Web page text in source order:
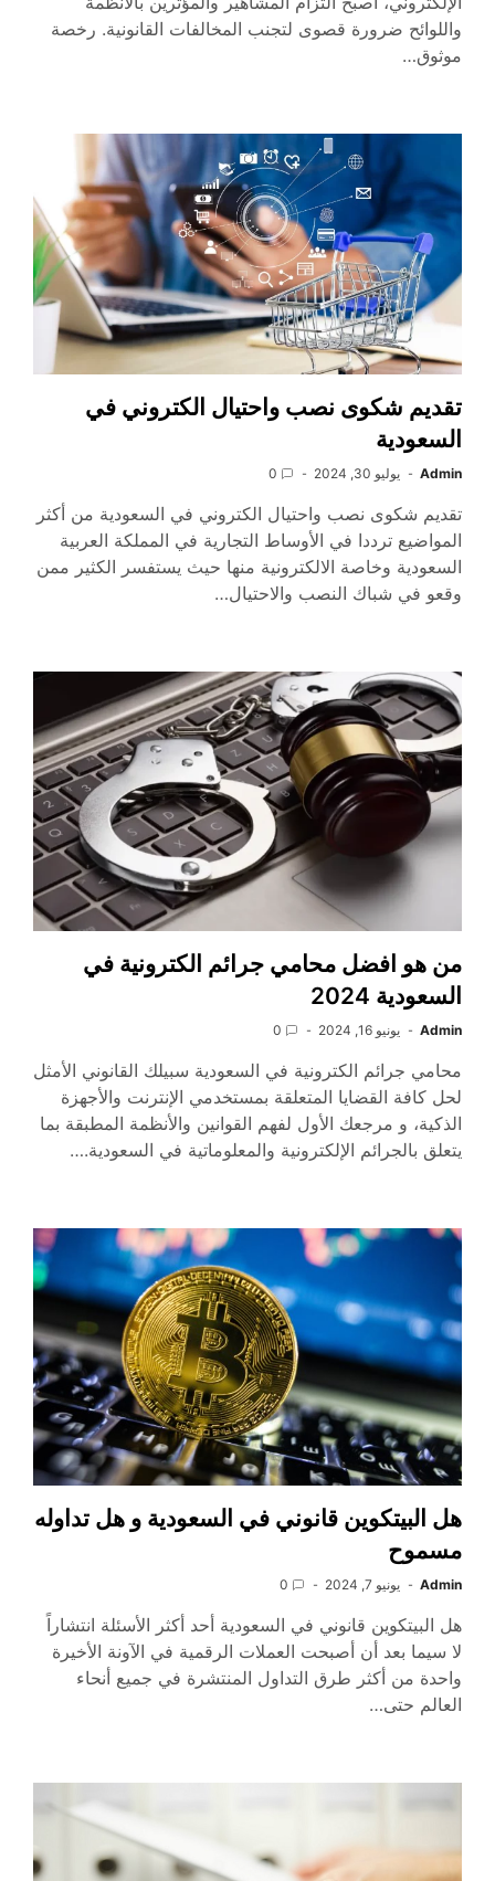
واللوائح ضرورة قصوى لتجنب المخالفات القانونية. رخصة
موثوق…
تقديم شكوى نصب واحتيال الكتروني في
السعودية
Admin يوليو 30, 2024 0
تقديم شكوى نصب واحتيال الكتروني في السعودية من أكثر
المواضيع ترددا في الأوساط التجارية في المملكة العربية
السعودية وخاصة الالكترونية منها حيث يستفسر الكثير ممن
وقعو في شباك النصب والاحتيال…
من هو افضل محامي جرائم الكترونية في
السعودية 2024
Admin يونيو 16, 2024 0
محامي جرائم الكترونية في السعودية سبيلك القانوني الأمثل
لحل كافة القضايا المتعلقة بمستخدمي الإنترنت والأجهزة
الذكية، و مرجعك الأول لفهم القوانين والأنظمة المطبقة بما
يتعلق بالجرائم الإلكترونية والمعلوماتية في السعودية.…
هل البيتكوين قانوني في السعودية و هل تداوله
مسموح
Admin يونيو 7, 2024 0
هل البيتكوين قانوني في السعودية أحد أكثر الأسئلة انتشاراً
لا سيما بعد أن أصبحت العملات الرقمية في الآونة الأخيرة
واحدة من أكثر طرق التداول المنتشرة في جميع أنحاء
العالم حتى…